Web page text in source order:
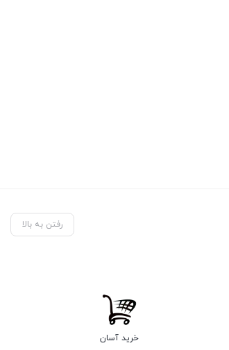
رفتن به بالا
خرید آسان